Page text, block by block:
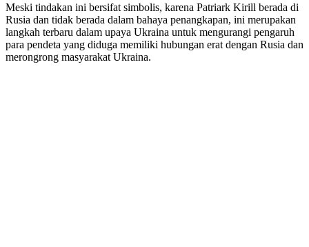
Meski tindakan ini bersifat simbolis, karena Patriark Kirill berada di
Rusia dan tidak berada dalam bahaya penangkapan, ini merupakan
langkah terbaru dalam upaya Ukraina untuk mengurangi pengaruh
para pendeta yang diduga memiliki hubungan erat dengan Rusia dan
merongrong masyarakat Ukraina.